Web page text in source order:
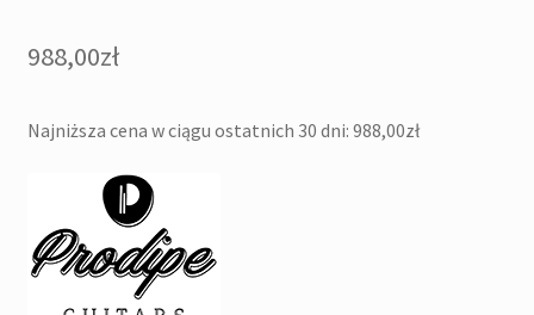
988,00zł
Najniższa cena w ciągu ostatnich 30 dni: 988,00zł